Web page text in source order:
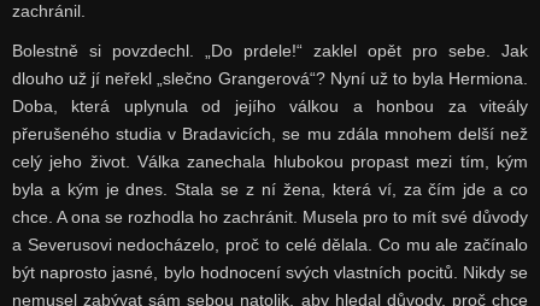
zachránil.
Bolestně si povzdechl. „Do prdele!“ zaklel opět pro sebe. Jak
dlouho už jí neřekl „slečno Grangerová“? Nyní už to byla Hermiona.
Doba, která uplynula od jejího válkou a honbou za viteály
přerušeného studia v Bradavicích, se mu zdála mnohem delší než
celý jeho život. Válka zanechala hlubokou propast mezi tím, kým
byla a kým je dnes. Stala se z ní žena, která ví, za čím jde a co
chce. A ona se rozhodla ho zachránit. Musela pro to mít své důvody
a Severusovi nedocházelo, proč to celé dělala. Co mu ale začínalo
být naprosto jasné, bylo hodnocení svých vlastních pocitů. Nikdy se
nemusel zabývat sám sebou natolik, aby hledal důvody, proč chce